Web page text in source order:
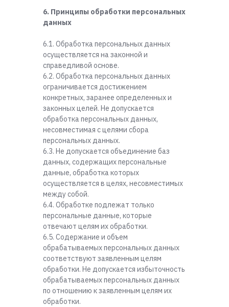
6. Принципы обработки персональных
данных
6.1. Обработка персональных данных
осуществляется на законной и
справедливой основе.
6.2. Обработка персональных данных
ограничивается достижением
конкретных, заранее определенных и
законных целей. Не допускается
обработка персональных данных,
несовместимая с целями сбора
персональных данных.
6.3. Не допускается объединение баз
данных, содержащих персональные
данные, обработка которых
осуществляется в целях, несовместимых
между собой.
6.4. Обработке подлежат только
персональные данные, которые
отвечают целям их обработки.
6.5. Содержание и объем
обрабатываемых персональных данных
соответствуют заявленным целям
обработки. Не допускается избыточность
обрабатываемых персональных данных
по отношению к заявленным целям их
обработки.